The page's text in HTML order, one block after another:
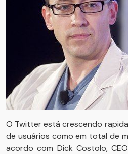
O Twitter está crescendo
de usuários como em total de
acordo com Dick Costolo,